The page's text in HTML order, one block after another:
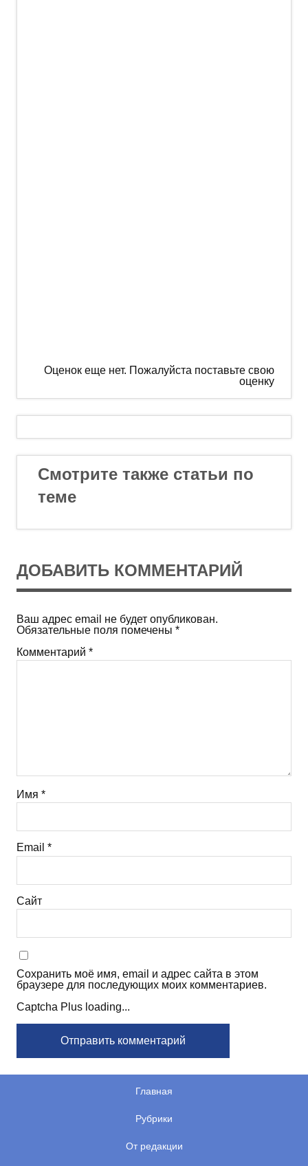
Оценок еще нет. Пожалуйста поставьте свою
оценку
Смотрите также статьи по
теме
ДОБАВИТЬ КОММЕНТАРИЙ
Ваш адрес email не будет опубликован.
Обязательные поля помечены *
Комментарий *
Имя *
Email *
Сайт
Сохранить моё имя, email и адрес сайта в этом
браузере для последующих моих комментариев.
Captcha Plus loading...
Главная
Рубрики
От редакции